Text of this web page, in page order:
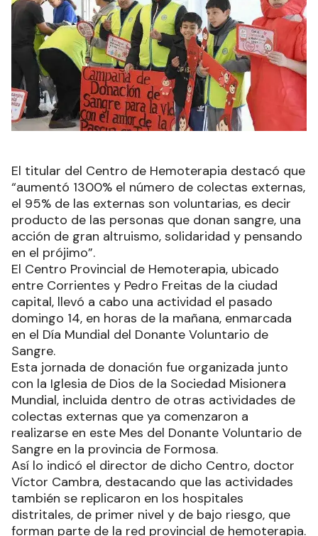
El titular del Centro de Hemoterapia destacó que
“aumentó 1300% el número de colectas externas,
el 95% de las externas son voluntarias, es decir
producto de las personas que donan sangre, una
acción de gran altruismo, solidaridad y pensando
en el prójimo”.
El Centro Provincial de Hemoterapia, ubicado
entre Corrientes y Pedro Freitas de la ciudad
capital, llevó a cabo una actividad el pasado
domingo 14, en horas de la mañana, enmarcada
en el Día Mundial del Donante Voluntario de
Sangre.
Esta jornada de donación fue organizada junto
con la Iglesia de Dios de la Sociedad Misionera
Mundial, incluida dentro de otras actividades de
colectas externas que ya comenzaron a
realizarse en este Mes del Donante Voluntario de
Sangre en la provincia de Formosa.
Así lo indicó el director de dicho Centro, doctor
Víctor Cambra, destacando que las actividades
también se replicaron en los hospitales
distritales, de primer nivel y de bajo riesgo, que
forman parte de la red provincial de hemoterapia.